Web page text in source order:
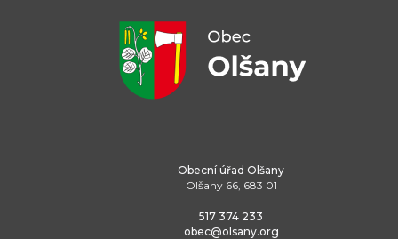
Obecní úřad Olšany
Olšany 66, 683 01
517 374 233
obec@olsany.org